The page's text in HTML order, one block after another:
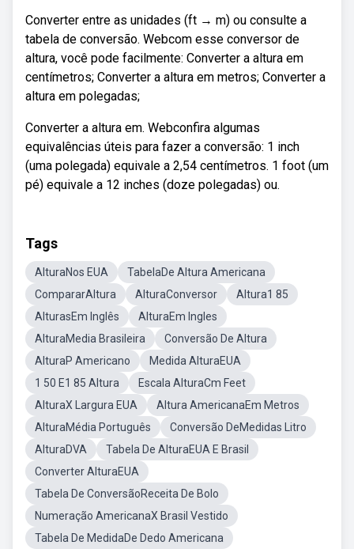
Converter entre as unidades (ft → m) ou consulte a
tabela de conversão. Webcom esse conversor de
altura, você pode facilmente: Converter a altura em
centímetros; Converter a altura em metros; Converter a
altura em polegadas;
Converter a altura em. Webconfira algumas
equivalências úteis para fazer a conversão: 1 inch
(uma polegada) equivale a 2,54 centímetros. 1 foot (um
pé) equivale a 12 inches (doze polegadas) ou.
Tags
AlturaNos EUA
TabelaDe Altura Americana
CompararAltura
AlturaConversor
Altura1 85
AlturasEm Inglês
AlturaEm Ingles
AlturaMedia Brasileira
Conversão De Altura
AlturaP Americano
Medida AlturaEUA
1 50 E1 85 Altura
Escala AlturaCm Feet
AlturaX Largura EUA
Altura AmericanaEm Metros
AlturaMédia Português
Conversão DeMedidas Litro
AlturaDVA
Tabela De AlturaEUA E Brasil
Converter AlturaEUA
Tabela De ConversãoReceita De Bolo
Numeração AmericanaX Brasil Vestido
Tabela De MedidaDe Dedo Americana